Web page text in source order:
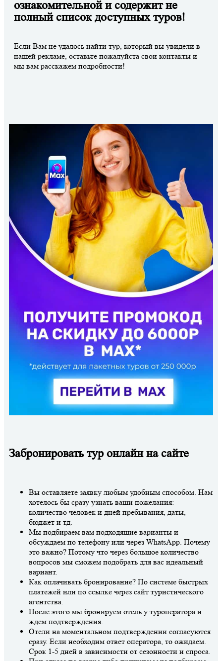
ознакомительной и содержит не
полный список доступных туров!
Если Вам не удалось найти тур, который вы увидели в
нашей рекламе, оставьте пожалуйста свои контакты и
мы вам расскажем подробности!
Забронировать тур онлайн на сайте
Вы оставляете заявку любым удобным способом. Нам
хотелось бы сразу узнать ваши пожелания:
количество человек и дней пребывания, даты,
бюджет и тд.
Мы подбираем вам подходящие варианты и
обсуждаем по телефону или через WhatsApp. Почему
это важно? Потому что через большое количество
вопросов мы сможем подобрать для вас идеальный
вариант.
Как оплачивать бронирование? По системе быстрых
платежей или по ссылке через сайт туристического
агентства.
После этого мы бронируем отель у туроператора и
ждем подтверждения.
Отели на моментальном подтверждении согласуются
сразу. Если необходим ответ оператора, то ожидаем.
Срок 1-5 дней в зависимости от сезонности и спроса.